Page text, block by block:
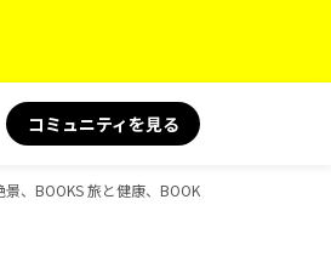
コミュニティを見る
、BOOKS 旅と健康、BOOKS 旅の読み物、